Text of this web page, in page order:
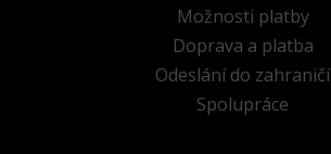
Možnosti platby
Doprava a platba
Odeslání do zahraničí
Spolupráce